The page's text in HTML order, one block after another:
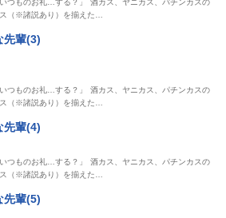
つものお礼…する？」 酒カス、ヤニカス、パチンカスの
（※諸説あり）を揃えた…
先輩(3)
つものお礼…する？」 酒カス、ヤニカス、パチンカスの
（※諸説あり）を揃えた…
先輩(4)
つものお礼…する？」 酒カス、ヤニカス、パチンカスの
（※諸説あり）を揃えた…
先輩(5)